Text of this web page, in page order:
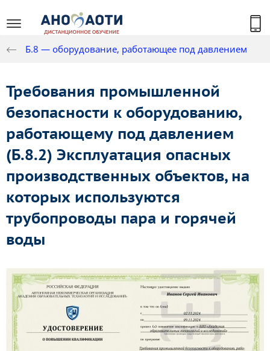
Б.8 — оборудование, работающее под давлением
Требования промышленной
безопасности к оборудованию,
работающему под давлением
(Б.8.2) Эксплуатация опасных
производственных объектов, на
которых используются
трубопроводы пара и горячей
воды